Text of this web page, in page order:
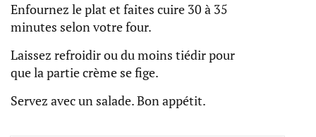
Enfournez le plat et faites cuire 30 à 35
minutes selon votre four.
Laissez refroidir ou du moins tiédir pour
que la partie crème se fige.
Servez avec un salade. Bon appétit.